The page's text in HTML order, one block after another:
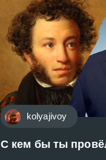
kolyajivoy
С кем бы ты